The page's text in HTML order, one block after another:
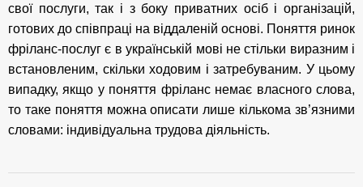
свої послуги, так і з боку приватних осіб і організацій,
готових до співпраці на віддаленій основі. Поняття ринок
фріланс-послуг є в українській мові не стільки виразним і
встановленим, скільки ходовим і затребуваним. У цьому
випадку, якщо у поняття фріланс немає власного слова,
то таке поняття можна описати лише кількома зв’язними
словами: індивідуальна трудова діяльність.